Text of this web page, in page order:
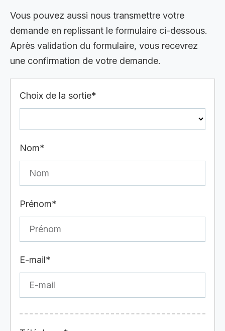
Vous pouvez aussi nous transmettre votre
demande en replissant le formulaire ci-dessous.
Après validation du formulaire, vous recevrez
une confirmation de votre demande.
Choix de la sortie*
Nom*
Prénom*
E-mail*